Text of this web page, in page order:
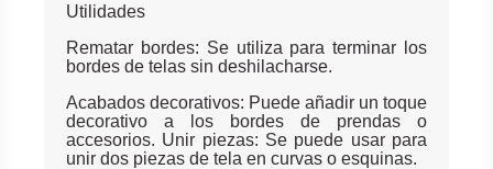
Utilidades
Rematar bordes: Se utiliza para terminar los
bordes de telas sin deshilacharse.
Acabados decorativos: Puede añadir un toque
decorativo a los bordes de prendas o
accesorios. Unir piezas: Se puede usar para
unir dos piezas de tela en curvas o esquinas.